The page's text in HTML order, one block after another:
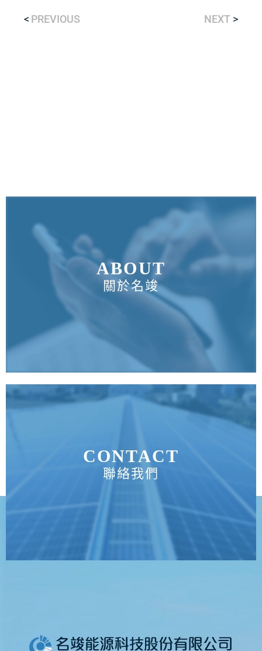
NEXT
PREVIOUS
ABOUT
關於名竣
CONTACT
聯絡我們